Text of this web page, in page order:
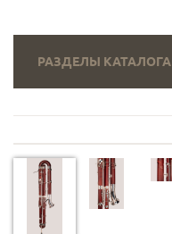
РАЗДЕЛЫ КАТАЛОГА